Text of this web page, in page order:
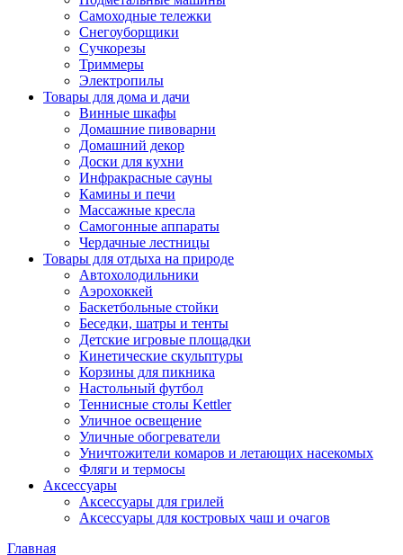
Самоходные тележки
Снегоуборщики
Сучкорезы
Триммеры
Электропилы
Товары для дома и дачи
Винные шкафы
Домашние пивоварни
Домашний декор
Доски для кухни
Инфракрасные сауны
Камины и печи
Массажные кресла
Самогонные аппараты
Чердачные лестницы
Товары для отдыха на природе
Автохолодильники
Аэрохоккей
Баскетбольные стойки
Беседки, шатры и тенты
Детские игровые площадки
Кинетические скульптуры
Корзины для пикника
Настольный футбол
Теннисные столы Kettler
Уличное освещение
Уличные обогреватели
Уничтожители комаров и летающих насекомых
Фляги и термосы
Аксессуары
Аксессуары для грилей
Аксессуары для костровых чаш и очагов
Главная